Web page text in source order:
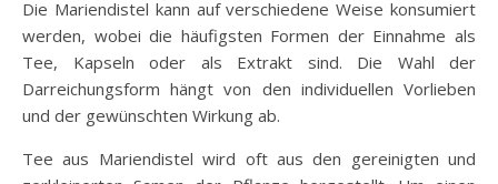
Die Mariendistel kann auf verschiedene Weise konsumiert
werden, wobei die häufigsten Formen der Einnahme als
Tee, Kapseln oder als Extrakt sind. Die Wahl der
Darreichungsform hängt von den individuellen Vorlieben
und der gewünschten Wirkung ab.
Tee aus Mariendistel wird oft aus den gereinigten und